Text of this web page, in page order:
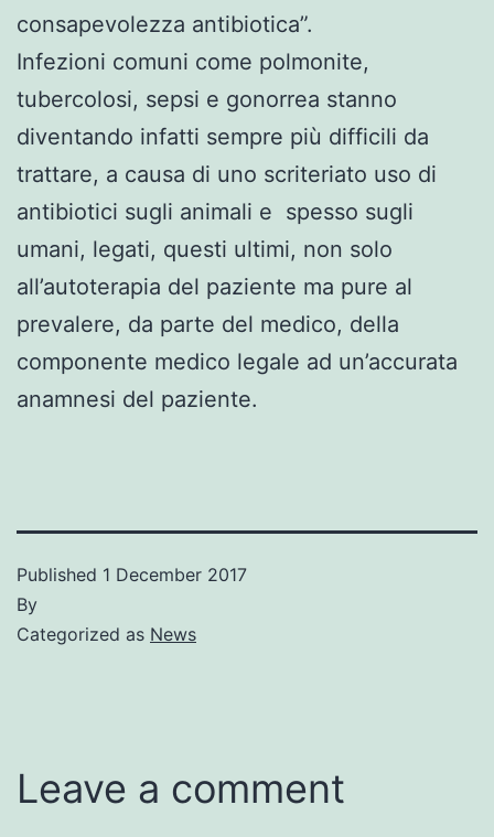
consapevolezza antibiotica”.
Infezioni comuni come polmonite,
tubercolosi, sepsi e gonorrea stanno
diventando infatti sempre più difficili da
trattare, a causa di uno scriteriato uso di
antibiotici sugli animali e spesso sugli
umani, legati, questi ultimi, non solo
all’autoterapia del paziente ma pure al
prevalere, da parte del medico, della
componente medico legale ad un’accurata
anamnesi del paziente.
Published 1 December 2017
By
Categorized as News
Leave a comment